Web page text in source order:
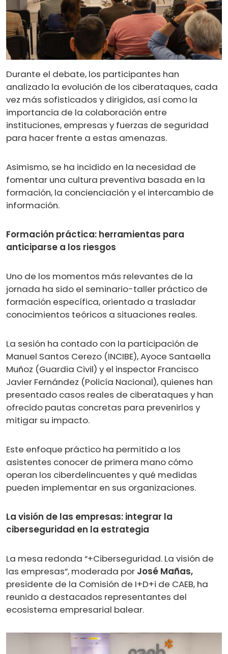
Durante el debate, los participantes han
analizado la evolución de los ciberataques, cada
vez más sofisticados y dirigidos, así como la
importancia de la colaboración entre
instituciones, empresas y fuerzas de seguridad
para hacer frente a estas amenazas.
Asimismo, se ha incidido en la necesidad de
fomentar una cultura preventiva basada en la
formación, la concienciación y el intercambio de
información.
Formación práctica: herramientas para
anticiparse a los riesgos
Uno de los momentos más relevantes de la
jornada ha sido el seminario-taller práctico de
formación específica, orientado a trasladar
conocimientos teóricos a situaciones reales.
La sesión ha contado con la participación de
Manuel Santos Cerezo (INCIBE), Ayoce Santaella
Muñoz (Guardia Civil) y el inspector Francisco
Javier Fernández (Policía Nacional), quienes han
presentado casos reales de ciberataques y han
ofrecido pautas concretas para prevenirlos y
mitigar su impacto.
Este enfoque práctico ha permitido a los
asistentes conocer de primera mano cómo
operan los ciberdelincuentes y qué medidas
pueden implementar en sus organizaciones.
La visión de las empresas: integrar la
ciberseguridad en la estrategia
La mesa redonda “+Ciberseguridad. La visión de
las empresas”, moderada por José Mañas,
presidente de la Comisión de I+D+i de CAEB, ha
reunido a destacados representantes del
ecosistema empresarial balear.